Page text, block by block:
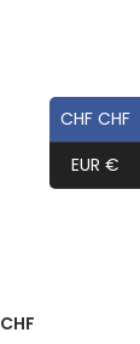
CHF
CHF CHF
EUR €